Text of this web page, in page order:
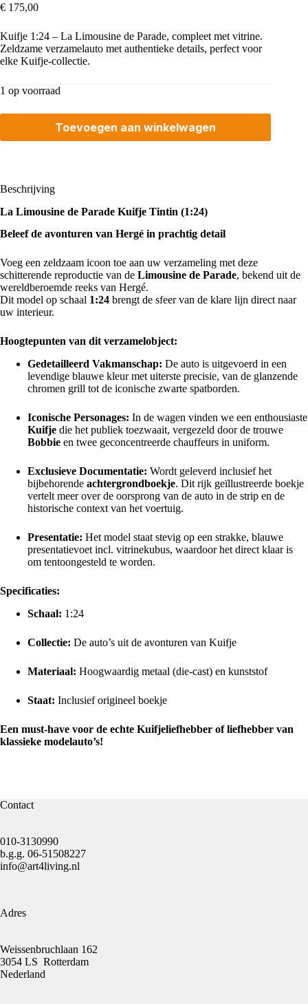
€ 175,00
Kuifje 1:24 – La Limousine de Parade, compleet met vitrine.
Zeldzame verzamelauto met authentieke details, perfect voor
elke Kuifje‑collectie.
1 op voorraad
Toevoegen aan winkelwagen
Beschrijving
La Limousine de Parade Kuifje Tintin (1:24)
Beleef de avonturen van Hergé in prachtig detail
Voeg een zeldzaam icoon toe aan uw verzameling met deze
schitterende reproductie van de Limousine de Parade, bekend uit de
wereldberoemde reeks van Hergé.
Dit model op schaal 1:24 brengt de sfeer van de klare lijn direct naar
uw interieur.
Hoogtepunten van dit verzamelobject:
Gedetailleerd Vakmanschap: De auto is uitgevoerd in een
levendige blauwe kleur met uiterste precisie, van de glanzende
chromen grill tot de iconische zwarte spatborden.
Iconische Personages: In de wagen vinden we een enthousiaste
Kuifje die het publiek toezwaait, vergezeld door de trouwe
Bobbie en twee geconcentreerde chauffeurs in uniform.
Exclusieve Documentatie: Wordt geleverd inclusief het
bijbehorende achtergrondboekje. Dit rijk geïllustreerde boekje
vertelt meer over de oorsprong van de auto in de strip en de
historische context van het voertuig.
Presentatie: Het model staat stevig op een strakke, blauwe
presentatievoet incl. vitrinekubus, waardoor het direct klaar is
om tentoongesteld te worden.
Specificaties:
Schaal: 1:24
Collectie: De auto’s uit de avonturen van Kuifje
Materiaal: Hoogwaardig metaal (die-cast) en kunststof
Staat: Inclusief origineel boekje
Een must-have voor de echte Kuifjeliefhebber of liefhebber van
klassieke modelauto’s!
Contact
010-3130990
b.g.g. 06-51508227
info@art4living.nl
Adres
Weissenbruchlaan 162
3054 LS Rotterdam
Nederland